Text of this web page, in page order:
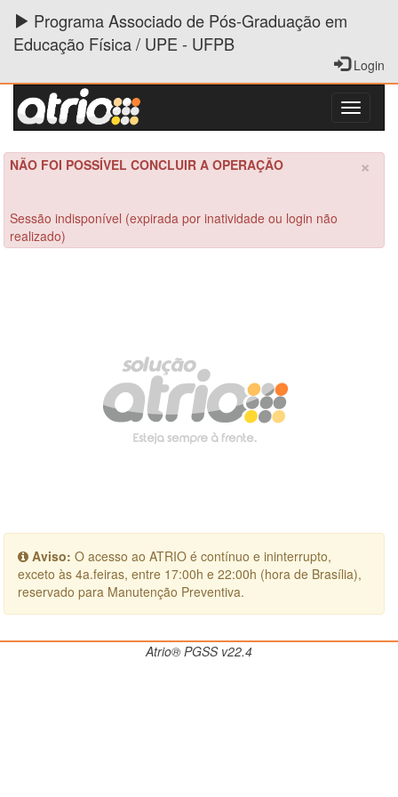
Programa Associado de Pós-Graduação em
Educação Física / UPE - UFPB
Login
×
NÃO FOI POSSÍVEL CONCLUIR A OPERAÇÃO
Sessão indisponível (expirada por inatividade ou login não
realizado)
Aviso: O acesso ao ATRIO é contínuo e ininterrupto,
exceto às 4a.feiras, entre 17:00h e 22:00h (hora de Brasília),
reservado para Manutenção Preventiva.
Atrio® PGSS v22.4